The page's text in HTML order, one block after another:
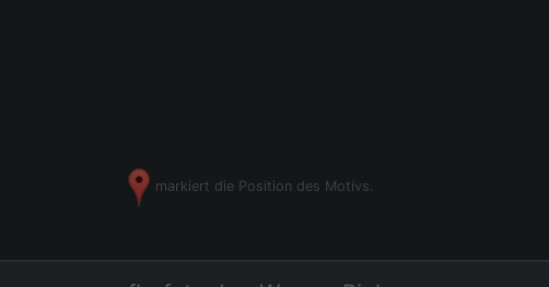
markiert die Position des Motivs.